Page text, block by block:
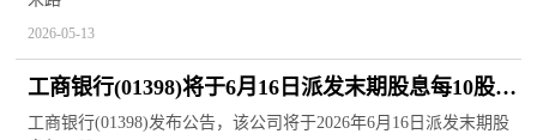
2026-05-13
工商银行(01398)将于6月16日派发末期股息每10股
1.689元 精选
工商银行(01398)发布公告，该公司将于2026年6月16日派发末期股